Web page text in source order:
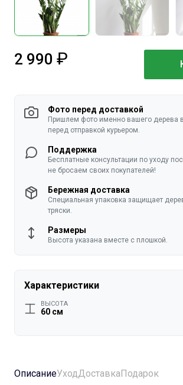
2 990
Фото перед доставкой
Пришлем фото именно вашего дерева
перед отправкой курьером.
Поддержка
Бесплатные консультации по уходу
не бросаем своих покупателей!
Бережная доставка
Специальная упаковка защищает
тряски.
Размеры
Высота указана вместе с плошкой.
Характеристики
ВЫСОТА
60 см
ОписаниеУходДоставкаПодарок